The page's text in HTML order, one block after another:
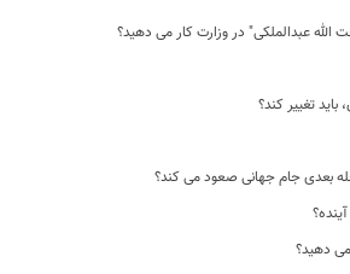
الله عبدالملکی" در وزارت کار می دهید؟
تغییر کند؟
بعدی جام جهانی صعود می کند؟